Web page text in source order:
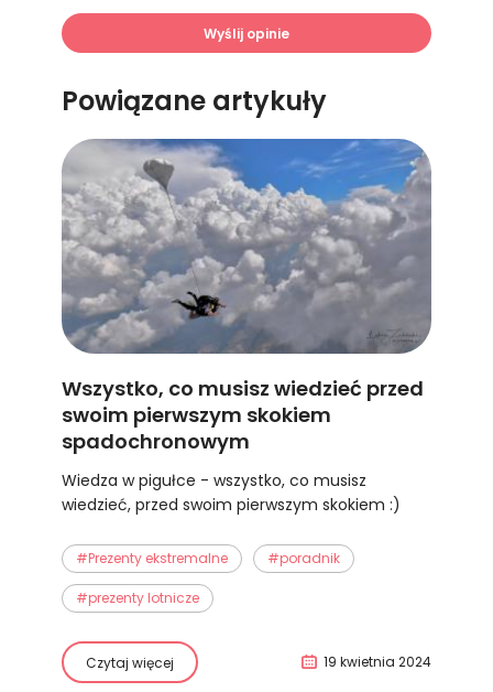
Wyślij opinie
Powiązane artykuły
Wszystko, co musisz wiedzieć przed
swoim pierwszym skokiem
spadochronowym
Wiedza w pigułce - wszystko, co musisz
wiedzieć, przed swoim pierwszym skokiem :)
#Prezenty ekstremalne #poradnik
#prezenty lotnicze
Czytaj więcej 19 kwietnia 2024